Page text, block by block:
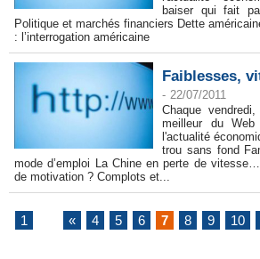
baiser qui fait
Politique et marchés financiers Dette
: l’interrogation américaine
Faiblesses,
- 22/07/2011
Chaque
meilleur du
l'actualité
trou sans fond
mode d’emploi La Chine en perte de
de motivation ? Complots et...
1 « 4 5 6 7 8 9 10